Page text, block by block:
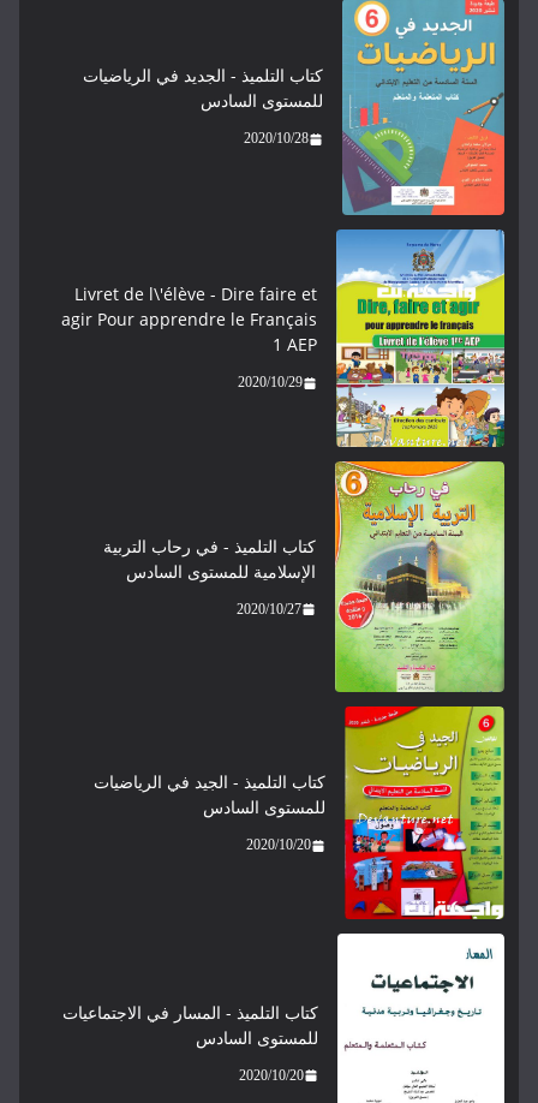
كتاب التلميذ - الجديد في الرياضيات
للمستوى السادس
2020/10/28
Livret de l\'élève - ​​​Dire faire et
agir Pour apprendre le Français
1 AEP
2020/10/29
كتاب التلميذ - في رحاب التربية
الإسلامية للمستوى السادس
2020/10/27
كتاب التلميذ - الجيد في الرياضيات
للمستوى السادس
2020/10/20
كتاب التلميذ - المسار في الاجتماعيات
للمستوى السادس
2020/10/20